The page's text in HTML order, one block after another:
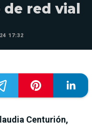
red vial
17:32
Centurión,